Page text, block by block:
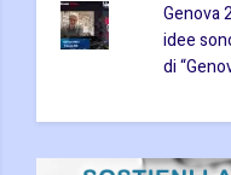
Genova
idee
di